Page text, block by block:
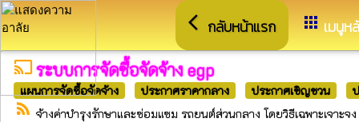
arrow_back_ios กลับหน้าแรก apps เมนูห
castระบบการจัดซื้อจัดจ้าง egp
แผนการจัดซื้อจัดจ้าง ประกาศราคากลาง ประกาศเชิญชวน
rss_feed จ้างค่าบำรุงรักษาและซ่อมแซม รถยนต์ส่วนกลาง โดยวิธีเฉพาะเจาะจง